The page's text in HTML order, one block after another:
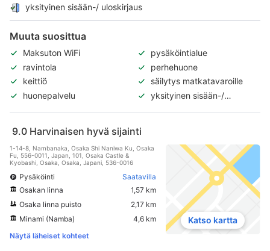
yksityinen sisään-/ uloskirjaus
Muuta suosittua
Maksuton WiFi
pysäköintialue
ravintola
perhehuone
keittiö
säilytys matkatavaroille
huonepalvelu
yksityinen sisään-/
9.0 Harvinaisen hyvä sijainti
1-14-8, Nambanaka, Osaka Shi Naniwa Ku, Osaka
Fu, 556-0011, Japan, 101, Osaka Castle &
Kyobashi, Osaka, Osaka, Japani, 536-0016
Pysäköinti
Saatavilla
Osakan linna
1,57 km
Osaka linna puisto
2,17 km
Minami (Namba)
4,6 km
Näytä läheiset kohteet
Katso kartta